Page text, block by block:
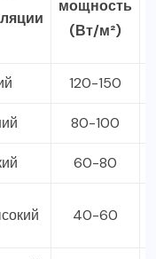
мощность
(Вт/м²)
120-150
80-100
60-80
40-60